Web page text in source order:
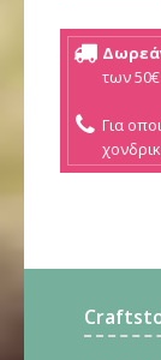
των 50€
Για